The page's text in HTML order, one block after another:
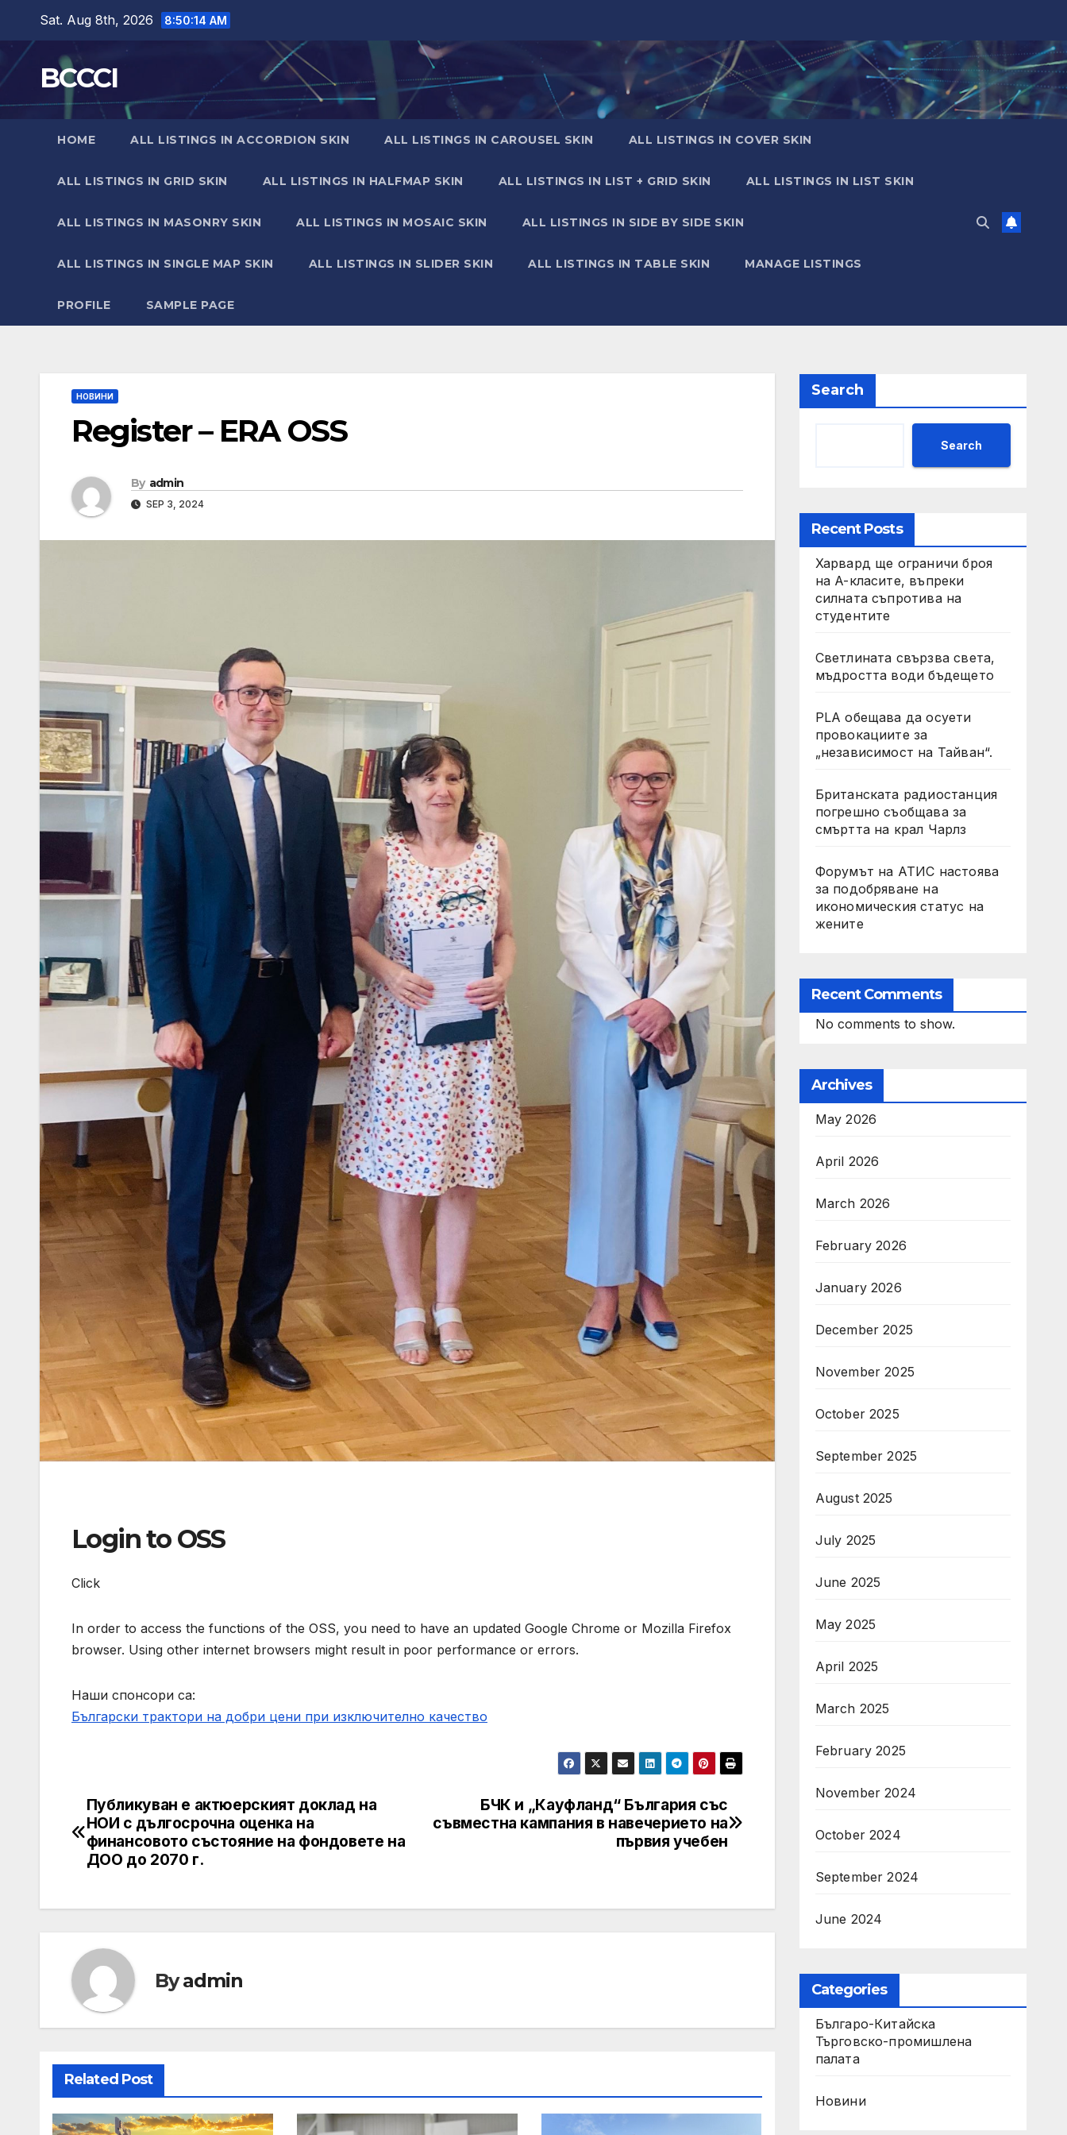
content
Sat. Aug 8th, 2026 8:50:15 AM
BCCCI
HOME ALL LISTINGS IN ACCORDION SKIN ALL LISTINGS IN CAROUSEL SKIN ALL LISTINGS IN COVER SKIN
ALL LISTINGS IN GRID SKIN ALL LISTINGS IN HALFMAP SKIN ALL LISTINGS IN LIST + GRID SKIN ALL LISTINGS IN LIST SKIN
ALL LISTINGS IN MASONRY SKIN ALL LISTINGS IN MOSAIC SKIN ALL LISTINGS IN SIDE BY SIDE SKIN
ALL LISTINGS IN SINGLE MAP SKIN ALL LISTINGS IN SLIDER SKIN ALL LISTINGS IN TABLE SKIN MANAGE LISTINGS
PROFILE SAMPLE PAGE
НОВИНИ
Register – ERA OSS
By admin
SEP 3, 2024
Login to OSS
Click
In order to access the functions of the OSS, you need to have an updated Google Chrome or Mozilla Firefox
browser. Using other internet browsers might result in poor performance or errors.
Наши спонсори са:
Български трактори на добри цени при изключително качество
Post
navigation
БЧК и „Кауфланд“ България със
съвместна кампания в навечерието на
първия учебен
Публикуван е актюерският доклад на
НОИ с дългосрочна оценка на
финансовото състояние на фондовете на
ДОО до 2070 г.
Byadmin
Related Post
Search
Search
Recent Posts
Харвард ще ограничи броя
на A-класите, въпреки
силната съпротива на
студентите
Светлината свързва света,
мъдростта води бъдещето
PLA обещава да осуети
провокациите за
„независимост на Тайван“.
Британската радиостанция
погрешно съобщава за
смъртта на крал Чарлз
Форумът на АТИС настоява
за подобряване на
икономическия статус на
жените
Recent Comments
No comments to show.
Archives
May 2026
April 2026
March 2026
February 2026
January 2026
December 2025
November 2025
October 2025
September 2025
August 2025
July 2025
June 2025
May 2025
April 2025
March 2025
February 2025
November 2024
October 2024
September 2024
June 2024
Categories
Българо-Китайска
Търговско-промишлена
палaта
Новини